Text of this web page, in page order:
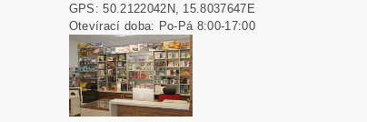
GPS: 50.2122042N, 15.8037647E
Otevírací doba: Po-Pá 8:00-17:00